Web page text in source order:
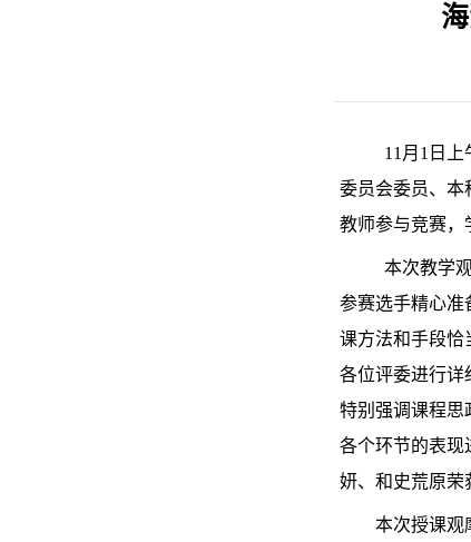
11月1日
委员会委员、本
教师参与竞赛，
本次教学
参赛选手精心准
课方法和手段恰
各位评委进行详
特别强调课程思
各个环节的表现
妍、和史荒原荣
本次授课观